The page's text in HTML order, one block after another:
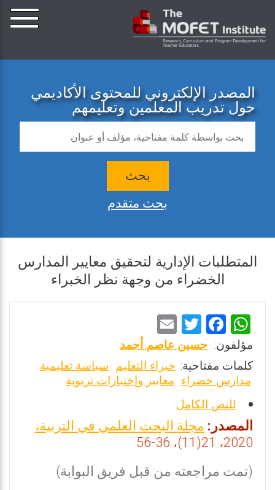
المصدر الإلكتروني للمحتوى الأكاديمي
حول تدريب المعلمين وتعليمهم
بحث
بحث متقدم
المتطلبات الإدارية لتحقيق معايير المدارس
الخضراء من وجهة نظر الخبراء
W
h
at
s
A
p
p
F
a
ce
b
o
o
k
T
wi
tt
er
m
ai
l
مؤلفون: حسين عاصم أحمد
كلمات مفتاحية: خبراء التعليم سياسة تعليمية
مدارس خضراء معايير وإختبارات تربوية
للنص الكامل
المصدر:مجلة البحث العلمي في التربية،
2020، 21(11)، 36-56
(تمت مراجعته من قبل فريق البوابة)